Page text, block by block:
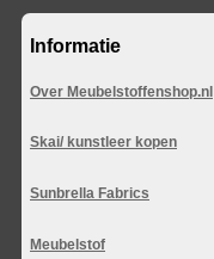
Informatie
Over Meubelstoffenshop.nl
Skai/ kunstleer kopen
Sunbrella Fabrics
Meubelstof